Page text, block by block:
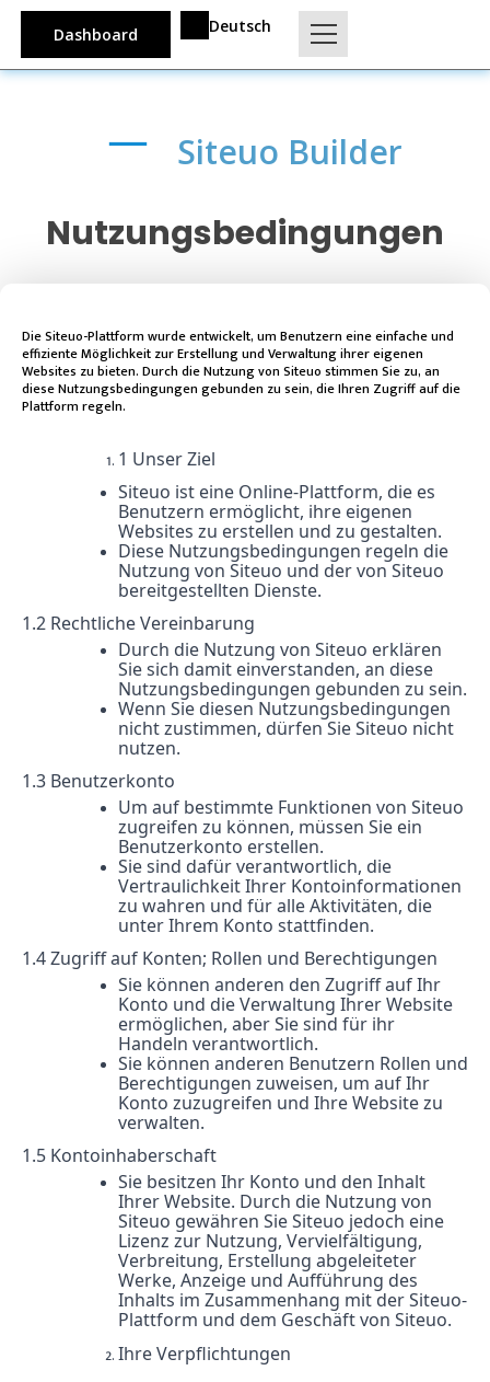
Deutsch
Dashboard
Siteuo Builder
Nutzungsbedingungen
Die Siteuo-Plattform wurde entwickelt, um Benutzern eine einfache und
effiziente Möglichkeit zur Erstellung und Verwaltung ihrer eigenen
Websites zu bieten. Durch die Nutzung von Siteuo stimmen Sie zu, an
diese Nutzungsbedingungen gebunden zu sein, die Ihren Zugriff auf die
Plattform regeln.
1 Unser Ziel
Siteuo ist eine Online-Plattform, die es
Benutzern ermöglicht, ihre eigenen
Websites zu erstellen und zu gestalten.
Diese Nutzungsbedingungen regeln die
Nutzung von Siteuo und der von Siteuo
bereitgestellten Dienste.
1.2 Rechtliche Vereinbarung
Durch die Nutzung von Siteuo erklären
Sie sich damit einverstanden, an diese
Nutzungsbedingungen gebunden zu sein.
Wenn Sie diesen Nutzungsbedingungen
nicht zustimmen, dürfen Sie Siteuo nicht
nutzen.
1.3 Benutzerkonto
Um auf bestimmte Funktionen von Siteuo
zugreifen zu können, müssen Sie ein
Benutzerkonto erstellen.
Sie sind dafür verantwortlich, die
Vertraulichkeit Ihrer Kontoinformationen
zu wahren und für alle Aktivitäten, die
unter Ihrem Konto stattfinden.
1.4 Zugriff auf Konten; Rollen und Berechtigungen
Sie können anderen den Zugriff auf Ihr
Konto und die Verwaltung Ihrer Website
ermöglichen, aber Sie sind für ihr
Handeln verantwortlich.
Sie können anderen Benutzern Rollen und
Berechtigungen zuweisen, um auf Ihr
Konto zuzugreifen und Ihre Website zu
verwalten.
1.5 Kontoinhaberschaft
Sie besitzen Ihr Konto und den Inhalt
Ihrer Website. Durch die Nutzung von
Siteuo gewähren Sie Siteuo jedoch eine
Lizenz zur Nutzung, Vervielfältigung,
Verbreitung, Erstellung abgeleiteter
Werke, Anzeige und Aufführung des
Inhalts im Zusammenhang mit der Siteuo-
Plattform und dem Geschäft von Siteuo.
Ihre Verpflichtungen